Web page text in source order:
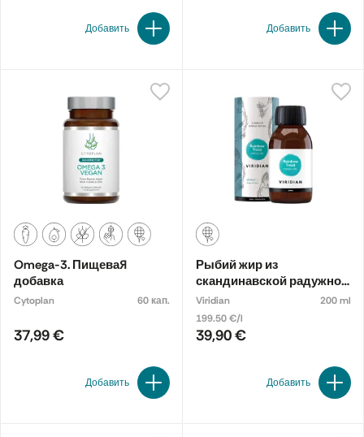
Добавить Добавить
Omega-3. Пищевая
добавка
Cytoplan 60 кап.
37,99 €
Добавить
Рыбий жир из
скандинавской радужной
форели. Пищевая
добавка
Viridian
200 ml
199.50 €/l
39,90 €
Добавить